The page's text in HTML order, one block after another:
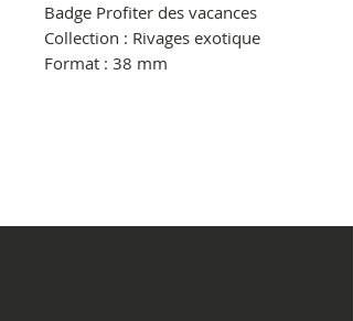
Badge Profiter des vacances
Collection : Rivages exotique
Format : 38 mm